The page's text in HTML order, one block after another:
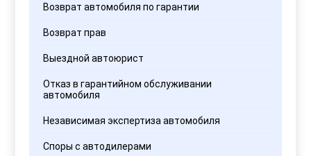
Возврат автомобиля по гарантии
Возврат прав
Выездной автоюрист
Отказ в гарантийном обслуживании
автомобиля
Независимая экспертиза автомобиля
Споры с автодилерами